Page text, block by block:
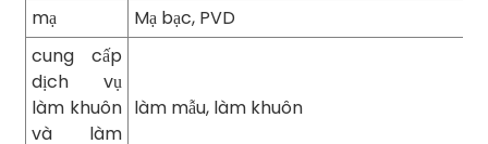
mạ
Mạ bạc, PVD
cung cấp
dịch vụ
làm khuôn
và làm
làm mẫu, làm khuôn